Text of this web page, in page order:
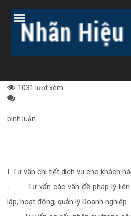
DỊCH VỤ THÀNH LẬP
1031 lượt xem
bình luận
I. Tư vấn chi tiết dịch vụ cho khách
- Tư vấn các vấn đề pháp lý liên
lập, hoạt động, quản lý Doanh nghiệp